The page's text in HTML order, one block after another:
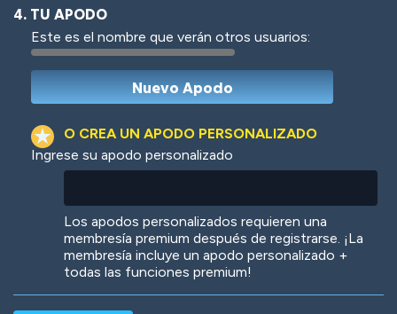
Woof Jungle Cats
4. TU APODO
Este es el nombre que verán otros usuarios:
O CREA UN APODO PERSONALIZADO
Ingrese su apodo personalizado
Los apodos personalizados requieren una
membresía premium después de registrarse. ¡La
membresía incluye un apodo personalizado +
todas las funciones premium!